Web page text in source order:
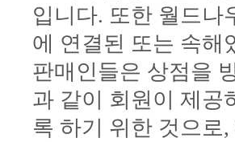
입니다. 또한 월드나
에 연결된 또는 속해
판매인들은 상점을
과 같이 회원이 제공
록 하기 위한 것으로